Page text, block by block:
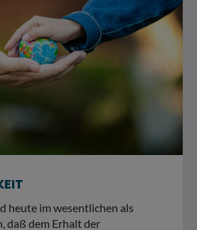
heute im wesentlichen als
daß dem Erhalt der